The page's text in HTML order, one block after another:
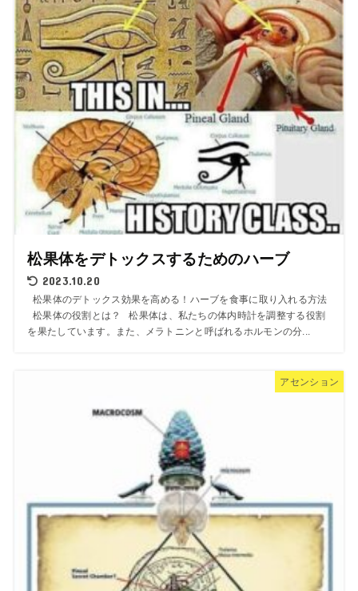
松果体をデトックスするためのハーブ
2023.10.20
松果体のデトックス効果を高める！ハーブを食事に取り入れる方法
松果体の役割とは？ 松果体は、私たちの体内時計を調整する役割
を果たしています。また、メラトニンと呼ばれるホルモンの分...
アセンション